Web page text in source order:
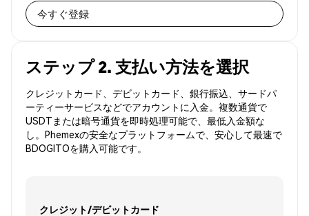
今すぐ登録
ステップ 2. 支払い方法を選択
クレジットカード、デビットカード、銀行振込、サードパ
ーティーサービスなどでアカウントに入金。複数通貨で
USDTまたは暗号通貨を即時処理可能で、最低入金額な
し。Phemexの安全なプラットフォームで、安心して最速で
BDOGITOを購入可能です。
クレジット/デビットカード